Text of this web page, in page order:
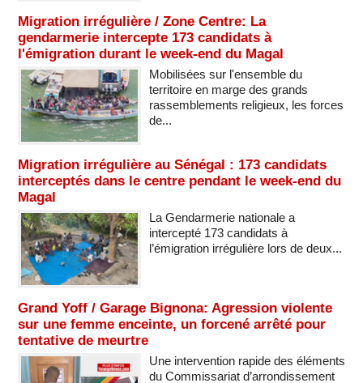
Migration irrégulière / Zone Centre: La
gendarmerie intercepte 173 candidats à
l'émigration durant le week-end du Magal
Mobilisées sur l'ensemble du
territoire en marge des grands
rassemblements religieux, les forces
de...
Migration irrégulière au Sénégal : 173 candidats
interceptés dans le centre pendant le week-end du
Magal
La Gendarmerie nationale a
intercepté 173 candidats à
l’émigration irrégulière lors de deux...
Grand Yoff / Garage Bignona: Agression violente
sur une femme enceinte, un forcené arrêté pour
tentative de meurtre
Une intervention rapide des éléments
du Commissariat d’arrondissement